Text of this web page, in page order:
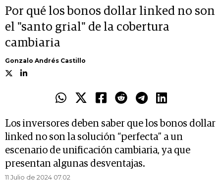
Por qué los bonos dollar linked no son
el "santo grial" de la cobertura
cambiaria
Gonzalo Andrés Castillo
Los inversores deben saber que los bonos dollar
linked no son la solución “perfecta” a un
escenario de unificación cambiaria, ya que
presentan algunas desventajas.
11 Julio de 2024 07.02